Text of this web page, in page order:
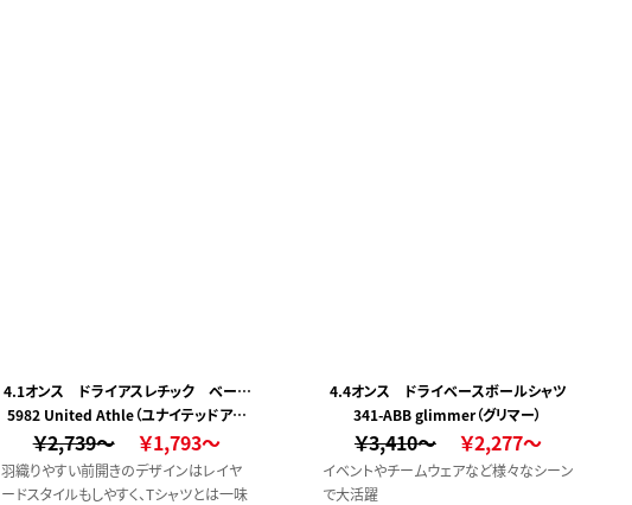
4.1オンス ドライアスレチック ベース
ボールシャツ
5982 United Athle（ユナイテッドアス
￥2,739～ ￥1,793～
羽織りやすい前開きのデザインはレイヤ
ードスタイルもしやすく、Tシャツとは一味
4.4オンス ドライベースボールシャツ
341-ABB glimmer（グリマー）
￥3,410～ ￥2,277～
イベントやチームウェアなど様々なシーン
で大活躍